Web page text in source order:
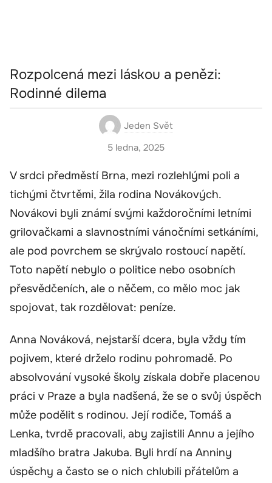
Rozpolcená mezi láskou a penězi:
Rodinné dilema
Jeden Svět
5 ledna, 2025
V srdci předměstí Brna, mezi rozlehlými poli a
tichými čtvrtěmi, žila rodina Novákových.
Novákovi byli známí svými každoročními letními
grilovačkami a slavnostními vánočními setkáními,
ale pod povrchem se skrývalo rostoucí napětí.
Toto napětí nebylo o politice nebo osobních
přesvědčeních, ale o něčem, co mělo moc jak
spojovat, tak rozdělovat: peníze.
Anna Nováková, nejstarší dcera, byla vždy tím
pojivem, které drželo rodinu pohromadě. Po
absolvování vysoké školy získala dobře placenou
práci v Praze a byla nadšená, že se o svůj úspěch
může podělit s rodinou. Její rodiče, Tomáš a
Lenka, tvrdě pracovali, aby zajistili Annu a jejího
mladšího bratra Jakuba. Byli hrdí na Anniny
úspěchy a často se o nich chlubili přátelům a